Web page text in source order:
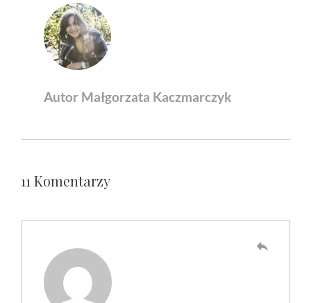
Autor Małgorzata Kaczmarczyk
11 Komentarzy
reply